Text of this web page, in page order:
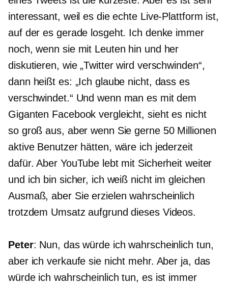
interessant, weil es die echte Live-Plattform ist,
auf der es gerade losgeht. Ich denke immer
noch, wenn sie mit Leuten hin und her
diskutieren, wie „Twitter wird verschwinden“,
dann heißt es: „Ich glaube nicht, dass es
verschwindet.“ Und wenn man es mit dem
Giganten Facebook vergleicht, sieht es nicht
so groß aus, aber wenn Sie gerne 50 Millionen
aktive Benutzer hätten, wäre ich jederzeit
dafür. Aber YouTube lebt mit Sicherheit weiter
und ich bin sicher, ich weiß nicht im gleichen
Ausmaß, aber Sie erzielen wahrscheinlich
trotzdem Umsatz aufgrund dieses Videos.
Peter: Nun, das würde ich wahrscheinlich tun,
aber ich verkaufe sie nicht mehr. Aber ja, das
würde ich wahrscheinlich tun, es ist immer